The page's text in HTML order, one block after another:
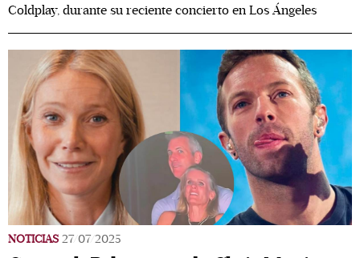
Coldplay, durante su reciente concierto en Los Ángeles
NOTICIAS 27/07/2025